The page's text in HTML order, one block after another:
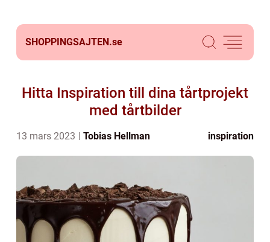
SHOPPINGSAJTEN.se
Hitta Inspiration till dina tårtprojekt
med tårtbilder
13 mars 2023 Tobias Hellman inspiration